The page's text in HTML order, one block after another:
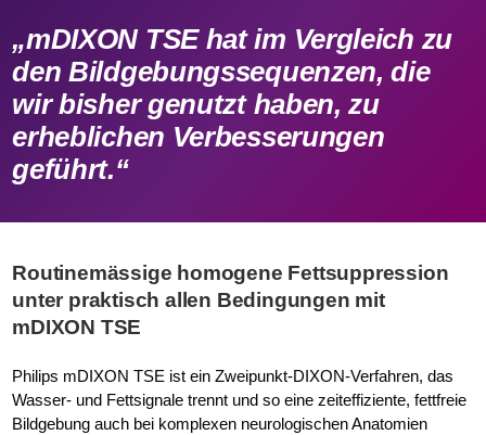
„mDIXON TSE hat im Vergleich zu
den Bildgebungssequenzen, die
wir bisher genutzt haben, zu
erheblichen Verbesserungen
geführt.“
Routinemässige homogene Fettsuppression
unter praktisch allen Bedingungen mit
mDIXON TSE
Philips mDIXON TSE ist ein Zweipunkt-DIXON-Verfahren, das
Wasser- und Fettsignale trennt und so eine zeiteffiziente, fettfreie
Bildgebung auch bei komplexen neurologischen Anatomien